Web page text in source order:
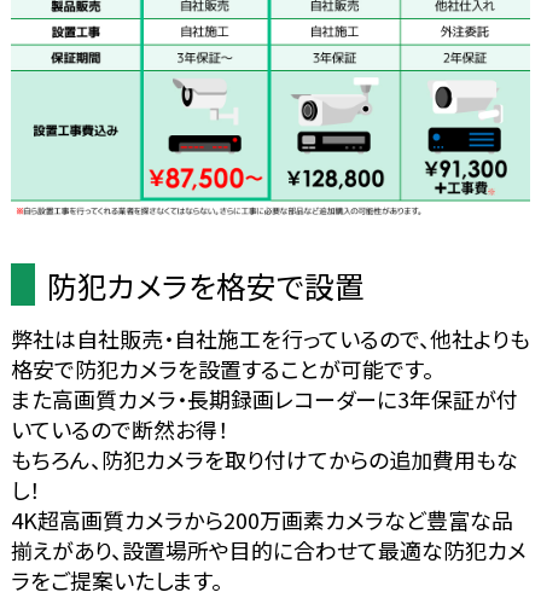
防犯カメラを格安で設置
弊社は自社販売・自社施工を行っているので、他社よりも
格安で防犯カメラを設置することが可能です。
また高画質カメラ・長期録画レコーダーに3年保証が付
いているので断然お得！
もちろん、防犯カメラを取り付けてからの追加費用もな
し！
4K超高画質カメラから200万画素カメラなど豊富な品
揃えがあり、設置場所や目的に合わせて最適な防犯カメ
ラをご提案いたします。